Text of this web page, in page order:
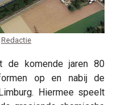
Redactie
de komende jaren 80
op en nabij de
Hiermee speelt